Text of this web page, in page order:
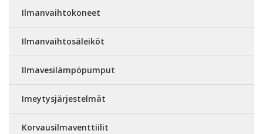
Ilmanvaihtokoneet
Ilmanvaihtosäleiköt
Ilmavesilämpöpumput
Imeytysjärjestelmät
Korvausilmaventtiilit